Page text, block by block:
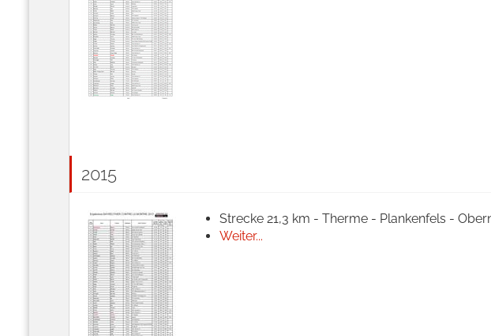
2015
Strecke 21,3 km - Therme - Plankenfels -
Weiter...